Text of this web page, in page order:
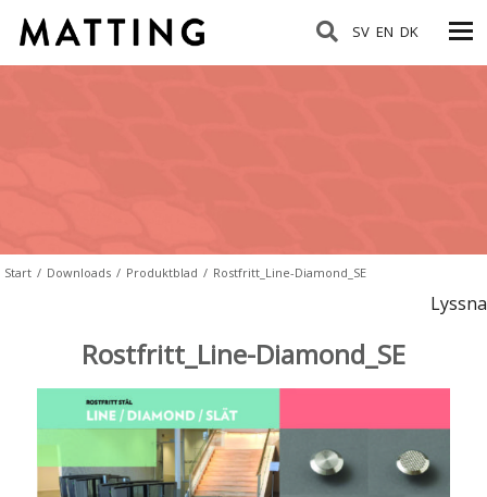
SV EN DK
Start / Downloads / Produktblad / Rostfritt_Line-Diamond_SE
Lyssna
Rostfritt_Line-Diamond_SE